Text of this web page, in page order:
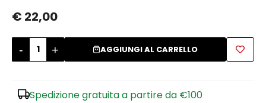
€ 22,00
- + AGGIUNGI AL CARRELLO
Spedizione gratuita a partire da €100
Zuccheriere